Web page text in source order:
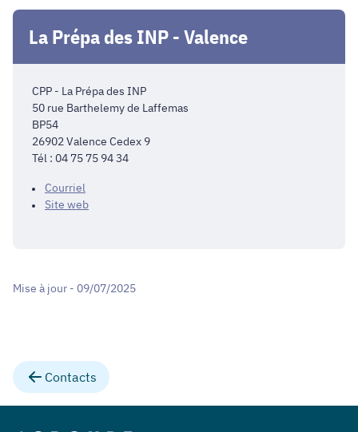
La Prépa des INP - Valence
CPP - La Prépa des INP
50 rue Barthelemy de Laffemas
BP54
26902 Valence Cedex 9
Tél : 04 75 75 94 34
Courriel
Site web
Mise à jour - 09/07/2025
Contacts